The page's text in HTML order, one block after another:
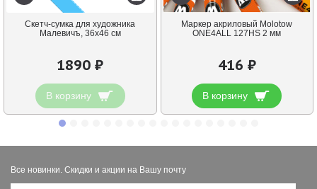
Скетч-сумка для художника
Малевичъ, 36х46 см
1890 ₽
В корзину
Маркер акриловый Molotow
ONE4ALL 127HS 2 мм
416 ₽
В корзину
Все новинки. Скидки и акции на Вашу почту